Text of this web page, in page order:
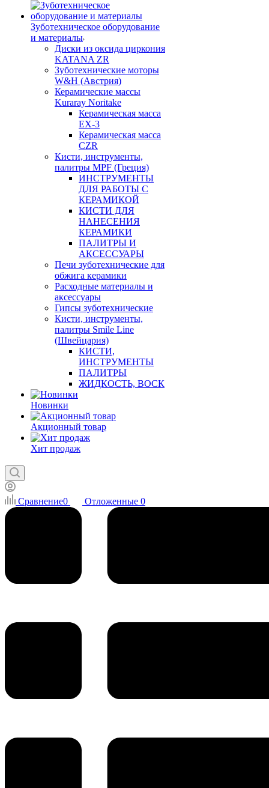
Зуботехническое оборудование
и материалы
Диски из оксида циркония
KATANA ZR
Зуботехнические моторы
W&H (Австрия)
Керамические массы
Kuraray Noritake
Керамическая масса
EX-3
Керамическая масса
CZR
Кисти, инструменты,
палитры MPF (Греция)
ИНСТРУМЕНТЫ
ДЛЯ РАБОТЫ С
КЕРАМИКОЙ
КИСТИ ДЛЯ
НАНЕСЕНИЯ
КЕРАМИКИ
ПАЛИТРЫ И
АКСЕССУАРЫ
Печи зуботехнические для
обжига керамики
Расходные материалы и
аксессуары
Гипсы зуботехнические
Кисти, инструменты,
палитры Smile Line
(Швейцария)
КИСТИ,
ИНСТРУМЕНТЫ
ПАЛИТРЫ
ЖИДКОСТЬ, ВОСК
Новинки
Акционный товар
Хит продаж
Сравнение0 Отложенные 0